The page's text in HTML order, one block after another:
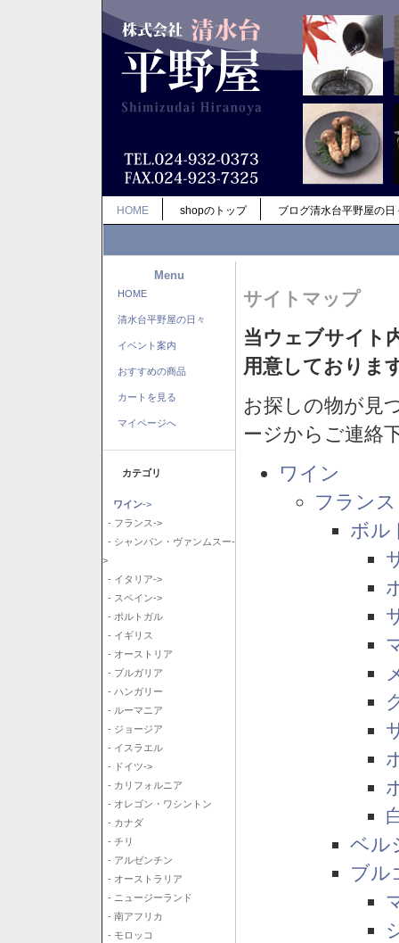
HOME shopのトップ ブログ清水台平野屋の日
Menu
HOME
清水台平野屋の日々
イベント案内
おすすめの商品
カートを見る
マイページへ
カテゴリ
ワイン->
- フランス->
- シャンパン・ヴァンムスー-
>
- イタリア->
- スペイン->
- ポルトガル
- イギリス
- オーストリア
- ブルガリア
- ハンガリー
- ルーマニア
- ジョージア
- イスラエル
- ドイツ->
- カリフォルニア
- オレゴン・ワシントン
- カナダ
- チリ
- アルゼンチン
- オーストラリア
- ニュージーランド
- 南アフリカ
- モロッコ
サイトマップ
当ウェブサイト
用意しておりま
お探しの物が見
ージからご連絡
ワイン
フランス
ボル
ベル
ブル